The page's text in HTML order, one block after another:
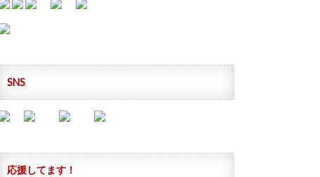
SNS
応援してます！